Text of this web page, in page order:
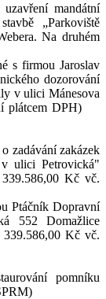
mandátní
„Parkoviště
Na druhém
s firmou Jaroslav
dozorování
v ulici Mánesova
plátcem DPH)
zadávání zakázek
ulici Petrovická"
Kč vč.
Ptáčník Dopravní
552 Domažlice
Kč vč.
pomníku